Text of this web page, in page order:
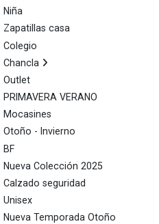
Niña
Zapatillas casa
Colegio
Chancla
Outlet
PRIMAVERA VERANO
Mocasines
Otoño - Invierno
BF
Nueva Colección 2025
Calzado seguridad
Unisex
Nueva Temporada Otoño